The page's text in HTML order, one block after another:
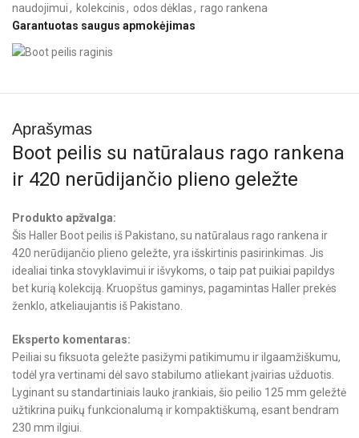
naudojimui, kolekcinis, odos dėklas, rago rankena
Garantuotas saugus apmokėjimas
Aprašymas
Boot peilis su natūralaus rago rankena
ir 420 nerūdijančio plieno geležte
Produkto apžvalga:
Šis Haller Boot peilis iš Pakistano, su natūralaus rago rankena ir
420 nerūdijančio plieno geležte, yra išskirtinis pasirinkimas. Jis
idealiai tinka stovyklavimui ir išvykoms, o taip pat puikiai papildys
bet kurią kolekciją. Kruopštus gaminys, pagamintas Haller prekės
ženklo, atkeliaujantis iš Pakistano.
Eksperto komentaras:
Peiliai su fiksuota geležte pasižymi patikimumu ir ilgaamžiškumu,
todėl yra vertinami dėl savo stabilumo atliekant įvairias užduotis.
Lyginant su standartiniais lauko įrankiais, šio peilio 125 mm geležtė
užtikrina puikų funkcionalumą ir kompaktiškumą, esant bendram
230 mm ilgiui.